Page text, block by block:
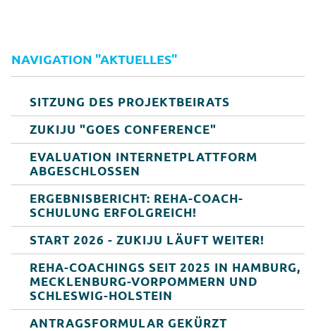
NAVIGATION "AKTUELLES"
SITZUNG DES PROJEKTBEIRATS
ZUKIJU "GOES CONFERENCE"
EVALUATION INTERNETPLATTFORM
ABGESCHLOSSEN
ERGEBNISBERICHT: REHA-COACH-
SCHULUNG ERFOLGREICH!
START 2026 - ZUKIJU LÄUFT WEITER!
REHA-COACHINGS SEIT 2025 IN HAMBURG,
MECKLENBURG-VORPOMMERN UND
SCHLESWIG-HOLSTEIN
ANTRAGSFORMULAR GEKÜRZT